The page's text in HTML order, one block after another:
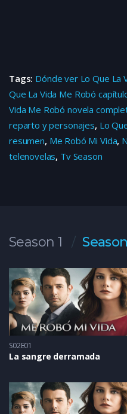
Tags: Dónde ver Lo Que La
Que La Vida Me Robó
Vida Me Robó novela
reparto y personajes, Lo
resumen, Me Robó Mi Vida,
telenovelas, Tv Season
Season 1
S02E01
La sangre derramada